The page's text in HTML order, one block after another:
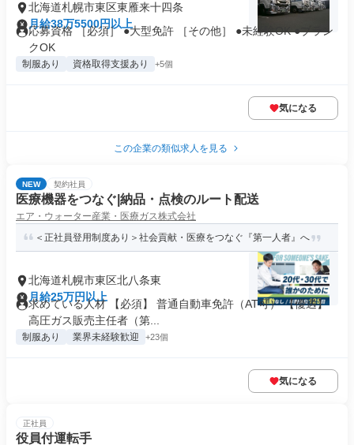
北海道札幌市東区東雁来十四条
月給38万5500円以上
応募資格 ［必須］ ●大型免許 ［その他］ ●未経験OK ●ブラン
クOK
制服あり 資格取得支援あり +5個
気になる
この企業の類似求人を見る
NEW 契約社員
医療機器をつなぐ|納品・点検のルート配送
エア・ウォーター産業・医療ガス株式会社
＜正社員登用制度あり＞社会貢献・医療をつなぐ『第一人者』へ
北海道札幌市東区北八条東
月給25万円以上
求めている人材 【必須】 普通自動車免許（AT可） 【優遇】
高圧ガス販売主任者（第...
制服あり 業界未経験歓迎 +23個
気になる
正社員
役員付運転手